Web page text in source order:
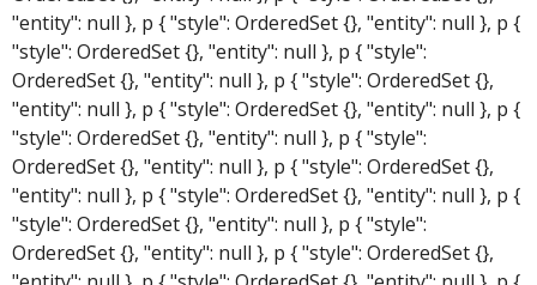
"entity": null }, p { "style": OrderedSet {}, "entity": null }, p {
"style": OrderedSet {}, "entity": null }, p { "style":
OrderedSet {}, "entity": null }, p { "style": OrderedSet {},
"entity": null }, p { "style": OrderedSet {}, "entity": null }, p {
"style": OrderedSet {}, "entity": null }, p { "style":
OrderedSet {}, "entity": null }, p { "style": OrderedSet {},
"entity": null }, p { "style": OrderedSet {}, "entity": null }, p {
"style": OrderedSet {}, "entity": null }, p { "style":
OrderedSet {}, "entity": null }, p { "style": OrderedSet {},